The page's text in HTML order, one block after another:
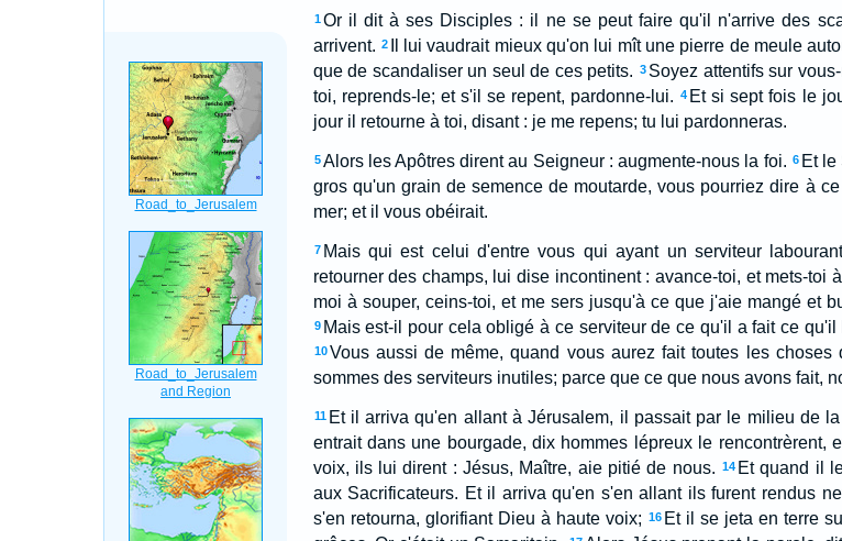
1 Or il dit à ses Disciples : il ne se peut faire qu'il n'arrive des
arrivent. 2
Il lui vaudrait mieux qu'on lui mît une pierre de meule
que de scandaliser un seul de ces petits. 3 Soyez attentifs sur
toi, reprends-le; et s'il se repent, pardonne-lui. 4 Et si sept fois le
jour il retourne à toi, disant : je me repens; tu lui pardonneras.
5 Alors les Apôtres dirent au Seigneur : augmente-nous la foi. 6 Et
gros qu'un grain de semence de moutarde, vous pourriez dire à
mer; et il vous obéirait.
7 Mais qui est celui d'entre vous qui ayant un serviteur
retourner des champs, lui dise incontinent : avance-toi, et mets-toi
moi à souper, ceins-toi, et me sers jusqu'à ce que j'aie mangé et
9 Mais est-il pour cela obligé à ce serviteur de ce qu'il a fait ce
10 Vous aussi de même, quand vous aurez fait toutes les
sommes des serviteurs inutiles; parce que ce que nous avons fait,
11 Et il arriva qu'en allant à Jérusalem, il passait par le milieu de
entrait dans une bourgade, dix hommes lépreux le rencontrèrent,
voix, ils lui dirent : Jésus, Maître, aie pitié de nous. 14 Et quand il
aux Sacrificateurs. Et il arriva qu'en s'en allant ils furent rendus
s'en retourna, glorifiant Dieu à haute voix; 16 Et il se jeta en terre